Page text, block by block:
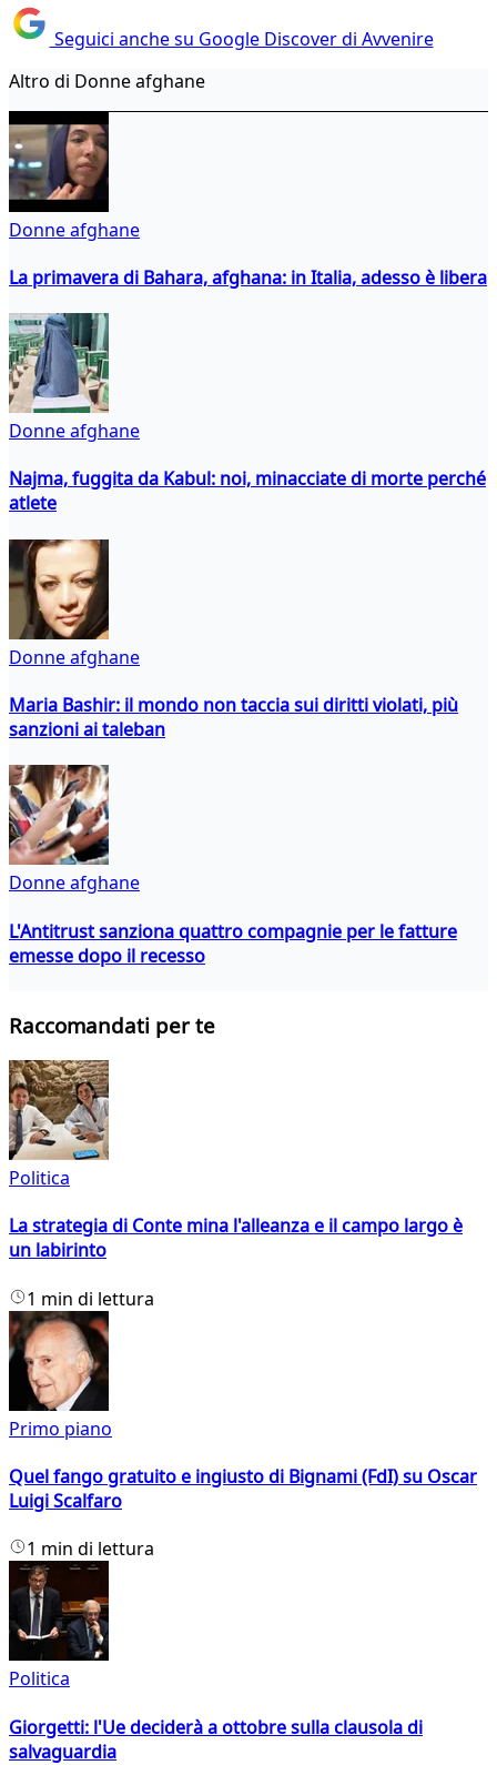
Seguici anche su Google Discover di Avvenire
Altro di Donne afghane
Donne afghane
La primavera di Bahara, afghana: in Italia, adesso è libera
Donne afghane
Najma, fuggita da Kabul: noi, minacciate di morte perché
atlete
Donne afghane
Maria Bashir: il mondo non taccia sui diritti violati, più
sanzioni ai taleban
Donne afghane
L'Antitrust sanziona quattro compagnie per le fatture
emesse dopo il recesso
Raccomandati per te
Politica
La strategia di Conte mina l'alleanza e il campo largo è
un labirinto
1 min di lettura
Primo piano
Quel fango gratuito e ingiusto di Bignami (FdI) su Oscar
Luigi Scalfaro
1 min di lettura
Politica
Giorgetti: l'Ue deciderà a ottobre sulla clausola di
salvaguardia